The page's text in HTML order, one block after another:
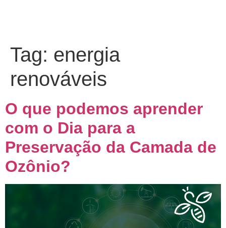
Tag: energia
renováveis
O que podemos aprender
com o Dia para a
Preservação da Camada de
Ozônio?